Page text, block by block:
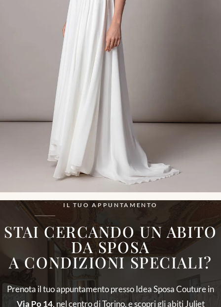
IL TUO APPUNTAMENTO
STAI CERCANDO UN ABITO
DA SPOSA
A CONDIZIONISPECIALI?
Prenota il tuo appuntamento presso Idea Sposa Couture in
Via Po 14, nel centro di Torino, e scopri gli abiti Juliet